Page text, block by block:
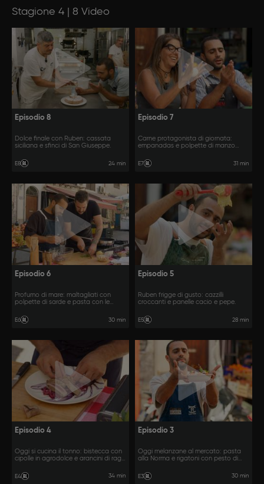
Stagione 4 | 8 Video
Episodio 8
Dolce finale con Ruben: cassata
siciliana e sfinci di San Giuseppe.
E8 24 min
Episodio 7
Carne protagonista di giornata:
empanadas e polpette di manzo
E7 31 min
Episodio 6
Profumo di mare: maltagliati con
polpette di sarde e pasta con le
E6 30 min
Episodio 5
Ruben frigge di gusto: cazzilli
croccanti e panelle cacio e pepe.
E5 28 min
Episodio 4
Oggi si cucina il tonno: bistecca con
cipolle in agrodolce e arancini di ragù
E4 34 min
Episodio 3
Oggi melanzane al mercato: pasta
alla Norma e rigatoni con pesto di
E3 30 min